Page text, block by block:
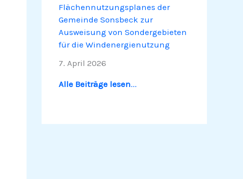
Flächennutzungsplanes der
Gemeinde Sonsbeck zur
Ausweisung von Sondergebieten
für die Windenergienutzung
7. April 2026
Alle Beiträge lesen...